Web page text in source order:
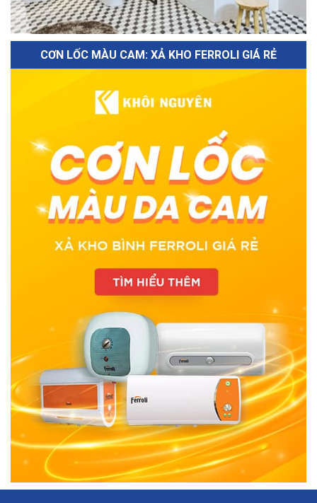
CƠN LỐC MÀU CAM: XẢ KHO FERROLI GIÁ RẺ